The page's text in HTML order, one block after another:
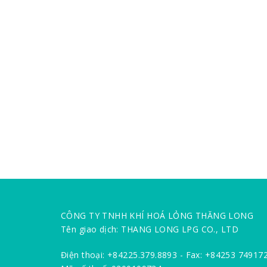
CÔNG TY TNHH KHÍ HOÁ LỎNG THĂNG LONG
Tên giao dịch: THANG LONG LPG CO., LTD
Điện thoại: +84225.379.8893 - Fax: +84253